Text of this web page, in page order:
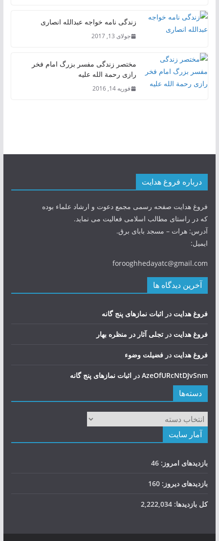
زندگی نامه خواجه عبدالله انصاری
جولای 13, 2017
مختصر زندگی مفسر بزرگ امام فخر
رازی رحمة الله علیه
فوریه 14, 2016
درباره فروغ هدایت
فروغ هدایت صفحه رسمی مجمع دعوت و ارشاد علماء بوده
که در راستای مطالب اسلامی فعالیت می نماید.
آدرس: هرات – مسجد بابای برق.
ایمیل:
forooghhedayatc@gmail.com
آخرین دیدگاه ها
فروغ هدایت در اثبات نمازهای پنج گانه
فروغ هدایت در تجلی آثار در منظره بهار
فروغ هدایت در فضيلت وضوء
AzeOfURcNtDJvSnmدر اثبات نمازهای پنج گانه
دسته‌ها
دسته‌ها
آمار سایت
بازدیدهای امروز: 46
بازدیدهای دیروز: 160
کل بازدیدها: 2,222,034